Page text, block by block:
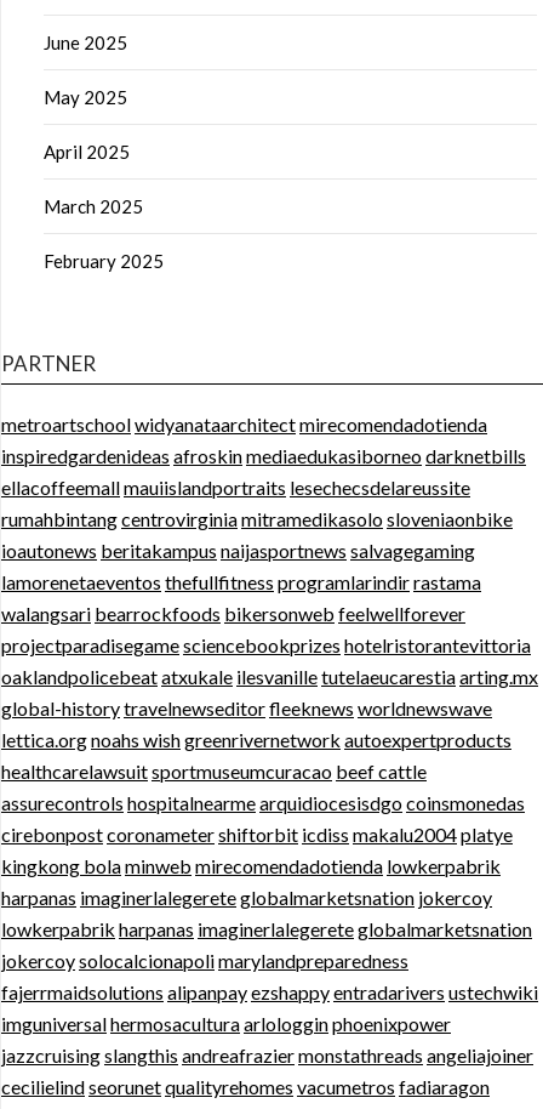
June 2025
May 2025
April 2025
March 2025
February 2025
PARTNER
metroartschoolwidyanataarchitectmirecomendadotienda
inspiredgardenideas afroskinmediaedukasiborneodarknetbills
ellacoffeemallmauiislandportraits lesechecsdelareussite
rumahbintangcentrovirginiamitramedikasolosloveniaonbike
ioautonews beritakampus naijasportnews salvagegaming
lamorenetaeventos thefullfitness programlarindirrastama
walangsari bearrockfoods bikersonweb feelwellforever
projectparadisegamesciencebookprizes hotelristorantevittoria
oaklandpolicebeatatxukale ilesvanilletutelaeucarestiaarting.mx
global-historytravelnewseditorfleeknews worldnewswave
lettica.orgnoahs wishgreenrivernetwork autoexpertproducts
healthcarelawsuitsportmuseumcuracao beef cattle
assurecontrols hospitalnearmearquidiocesisdgocoinsmonedas
cirebonpostcoronametershiftorbit icdiss makalu2004platye
kingkong bolaminweb mirecomendadotienda lowkerpabrik
harpanas imaginerlalegereteglobalmarketsnation jokercoy
lowkerpabrik harpanas imaginerlalegereteglobalmarketsnation
jokercoysolocalcionapolimarylandpreparedness
fajerrmaidsolutions alipanpayezshappyentradarivers ustechwiki
imguniversalhermosaculturaarlologginphoenixpower
jazzcruisingslangthis andreafraziermonstathreads angeliajoiner
cecilielindseorunetqualityrehomes vacumetros fadiaragon